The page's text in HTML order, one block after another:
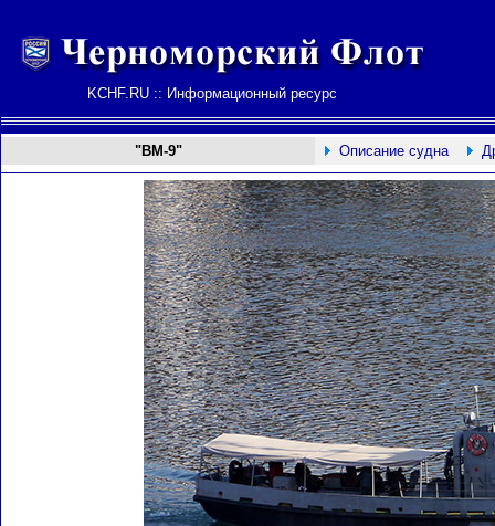
KCHF.RU :: Информационный ресурс
"ВМ-9" Описание судна